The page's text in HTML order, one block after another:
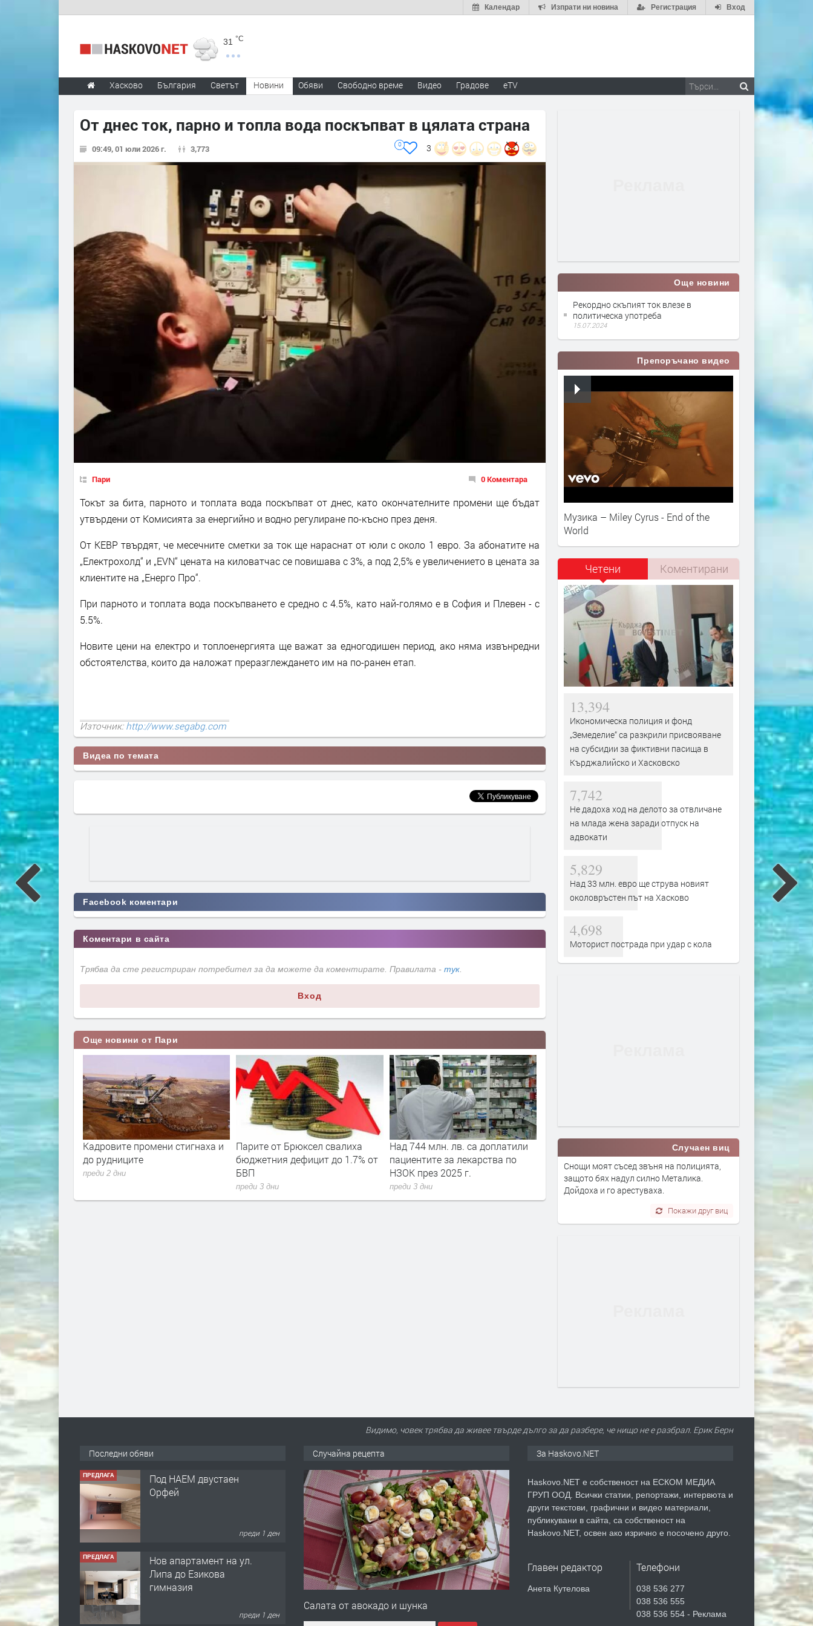
Вход
Регистрация
Изпрати ни новина
Календар
31 °C
Хасково България Светът Новини Обяви Свободно време Видео Градове eTV
От днес ток, парно и топла вода поскъпват в цялата страна
09:49, 01 юли 2026 г. 3,773 3
0
Пари 0 Коментара
Токът за бита, парното и топлата вода поскъпват от днес, като окончателните промени ще бъдат
утвърдени от Комисията за енергийно и водно регулиране по-късно през деня.
От КЕВР твърдят, че месечните сметки за ток ще нараснат от юли с около 1 евро. За абонатите на
„Електрохолд“ и „EVN“ цената на киловатчас се повишава с 3%, а под 2,5% е увеличението в цената за
клиентите на „Енерго Про“.
При парното и топлата вода поскъпването е средно с 4.5%, като най-голямо е в София и Плевен - с
5.5%.
Новите цени на електро и топлоенергията ще важат за едногодишен период, ако няма извънредни
обстоятелства, които да наложат преразглеждането им на по-ранен етап.
Източник:http://www.segabg.com
Видеа по темата
Facebook коментари
Коментари в сайта
Трябва да сте регистриран потребител за да можете да коментирате. Правилата - тук.
Вход
Още новини от Пари
е скочила с
И
Кадровите промени стигнаха и
до рудниците
преди 2 дни
Парите от Брюксел свалиха
бюджетния дефицит до 1.7% от
БВП
преди 3 дни
Над 744 млн. лв. са доплатили
пациентите за лекарства по
НЗОК през 2025 г.
преди 3 дни
Вече може да се подават молби
за личен фалит
преди 3 дни
Дигитално евро:
е вече в нашия смартфон
Още новини
Рекордно скъпият ток влезе в
политическа употреба
15.07.2024
Препоръчано видео
Музика – Miley Cyrus - End of the
World
Четени Коментирани
13,394
Икономическа полиция и фонд
„Земеделие“ са разкрили присвояване
на субсидии за фиктивни пасища в
Кърджалийско и Хасковско
7,742
Не дадоха ход на делото за отвличане
на млада жена заради отпуск на
адвокати
5,829
Над 33 млн. евро ще струва новият
околовръстен път на Хасково
4,698
Моторист пострада при удар с кола
Случаен виц
Снощи моят съсед звъня на полицията,
защото бях надул силно Металика.
Дойдоха и го арестуваха.
Покажи друг виц
Видимо, човек трябва да живее твърде дълго за да разбере, че нищо не е разбрал. Ерик Берн
Последни обяви
ПРЕДЛАГА
Под НАЕМ двустаен
Орфей
преди 1 ден
ПРЕДЛАГА
Нов апартамент на ул.
Липа до Езикова
гимназия
преди 1 ден
Случайна рецепта
Салата от авокадо и шунка
За Haskovo.NET
Haskovo.NET е собственост на ЕСКОМ МЕДИА
ГРУП ООД. Всички статии, репортажи, интервюта и
други текстови, графични и видео материали,
публикувани в сайта, са собственост на
Haskovo.NET, освен ако изрично е посочено друго.
Главен редактор
Анета Кутелова
Телефони
038 536 277
038 536 555
038 536 554 - Реклама